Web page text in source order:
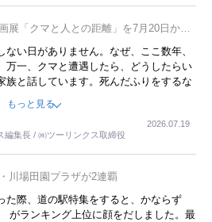
展「クマと人との距離」を7月20日から
い日がありません。なぜ、ここ数年、
万一、クマと遭遇したら、どうしたらい
族と話しています。死んだふりをするな
せん。そんな中で、この企画展はタイム
もっと見る
編集長 / ㈱ツーリンクス取締役
2026.07.19
川場田園プラザが2連覇
た際、道の駅特集をすると、かならず
がランキング上位に顔をだしました。最